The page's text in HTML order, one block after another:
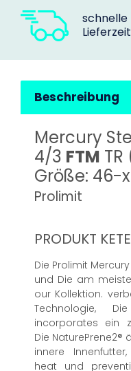
schnelle
Beschreibung
Mercury
4/3 FTM
Größe: 46-
Prolimit
PRODUKT
Die Prolimit
und Die am
our Kollektion.
Technologie,
incorporates ein
Die NaturePrene2®
innere
heat und